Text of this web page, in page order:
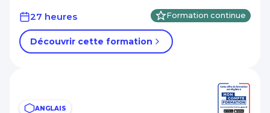
27 heures
Formation continue
Découvrir cette formation
ANGLAIS